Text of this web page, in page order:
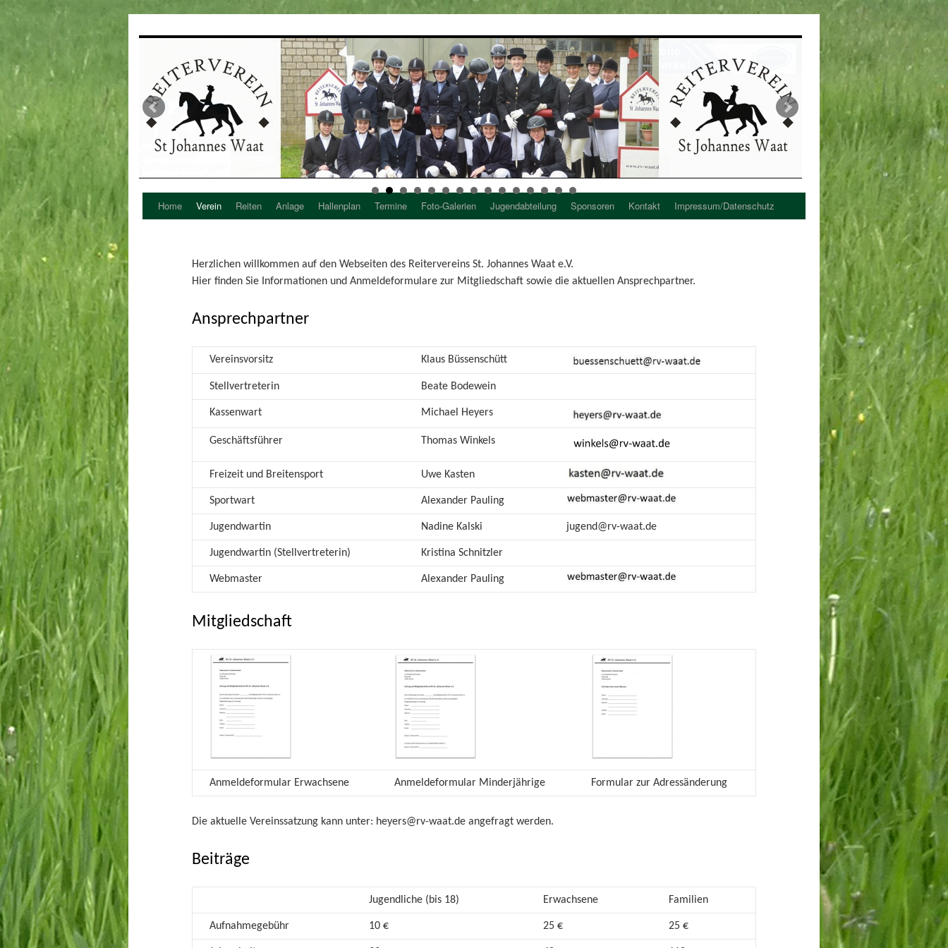
ZumHome Verein Reiten Anlage Hallenplan Termine Foto-Galerien Jugendabteilung Sponsoren Kontakt Impressum/Datenschutz
Herzlichen willkommen auf den Webseiten des Reitervereins St. Johannes Waat e.V.
Hier finden Sie Informationen und Anmeldeformulare zur Mitgliedschaft sowie die aktuellen Ansprechpartner.
Ansprechpartner
Vereinsvorsitz Klaus Büssenschütt
Stellvertreterin Beate Bodewein
Kassenwart Michael Heyers
Geschäftsführer Thomas Winkels
Freizeit und Breitensport Uwe Kasten
Sportwart Alexander Pauling
Jugendwartin Nadine Kalski jugend@rv-waat.de
Jugendwartin (Stellvertreterin) Kristina Schnitzler
Webmaster Alexander Pauling
Mitgliedschaft
Anmeldeformular Erwachsene Anmeldeformular Minderjährige Formular zur Adressänderung
Die aktuelle Vereinssatzung kann unter: heyers@rv-waat.de angefragt werden.
Beiträge
Jugendliche (bis 18) Erwachsene Familien
Aufnahmegebühr 10 € 25 € 25 €